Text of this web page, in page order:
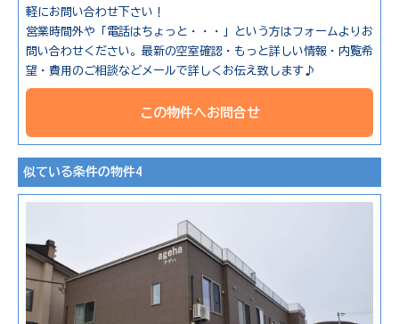
軽にお問い合わせ下さい！
営業時間外や「電話はちょっと・・・」という方はフォームよりお
問い合わせください。最新の空室確認・もっと詳しい情報・内覧希
望・費用のご相談などメールで詳しくお伝え致します♪
この物件へお問合せ
似ている条件の物件4